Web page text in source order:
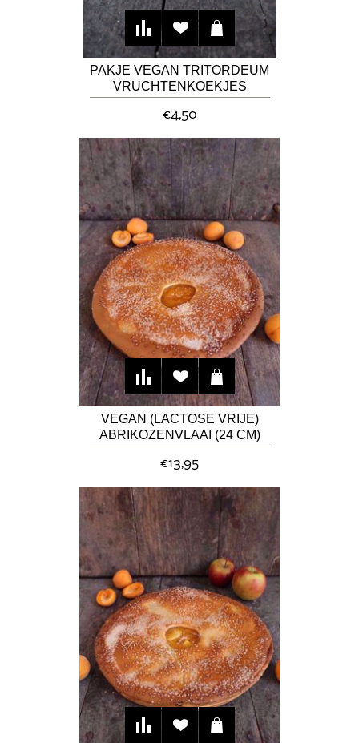
PAKJE VEGAN TRITORDEUM
VRUCHTENKOEKJES
€4,50
VEGAN (LACTOSE VRIJE)
ABRIKOZENVLAAI (24 CM)
€13,95